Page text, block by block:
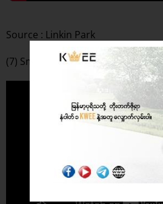
Source : Linkin Park
(7) Smells Like Teen Spirit –